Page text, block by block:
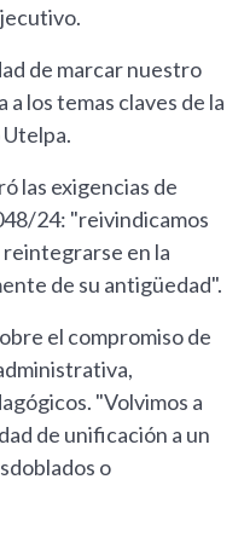
de marcar nuestro
los temas claves de la
las exigencias de
24: "reivindicamos
en la
de su antigüedad".
el compromiso de
"Volvimos a
de unificación a un
o